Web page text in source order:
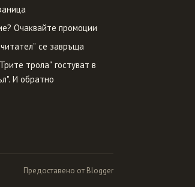
Очаквайте промоции
се завръща
трола" гостуват в
И обратно
Предоставено от Blogger